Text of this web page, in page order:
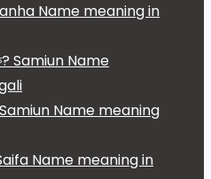
Sanha Name meaning in
Samiun Name meaning
Saifa Name meaning in